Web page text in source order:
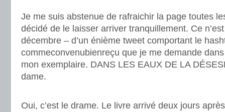
Je me suis abstenue de rafraichir la page toutes
décidé de le laisser arriver tranquillement. Ce
décembre – d’un énième tweet comportant le
commeconvenubienreçu que je me demande
mon exemplaire. DANS LES EAUX DE LA
dame.
Oui, c’est le drame. Le livre arrivé deux jours